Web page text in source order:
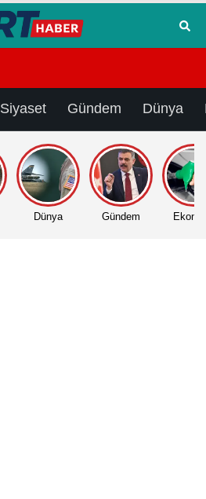
Siyaset Gündem Dünya
Dünya Gündem